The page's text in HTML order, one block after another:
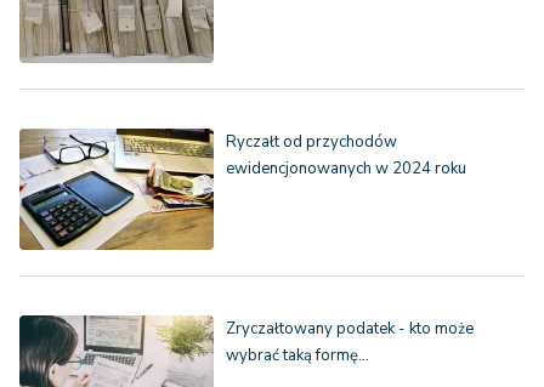
Ryczałt od przychodów
ewidencjonowanych w 2024 roku
Zryczałtowany podatek - kto może
wybrać taką formę…